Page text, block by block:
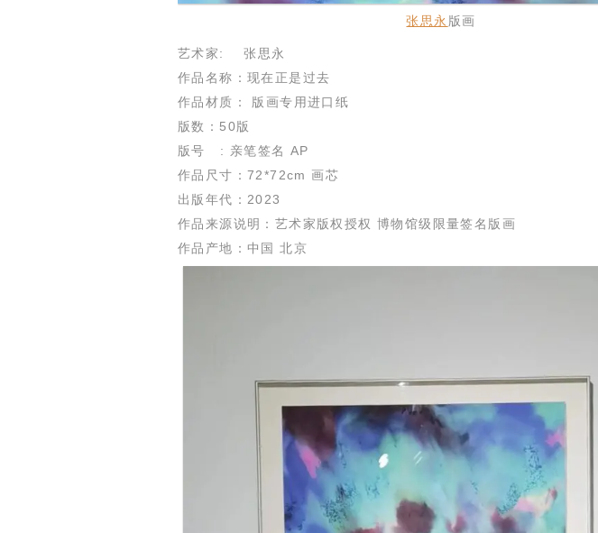
张思永 版画
艺术家: 张思永
作品名称：现在正是过去
作品材质： 版画专用进口纸
版数：50版
版号 : 亲笔签名 AP
作品尺寸：72*72cm 画芯
出版年代：2023
作品来源说明：艺术家版权授权 博物馆级限量签名版画
作品产地：中国 北京